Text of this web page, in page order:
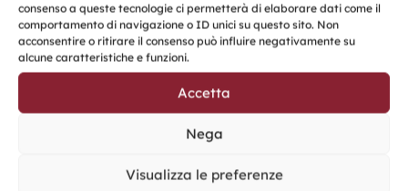
consenso a queste tecnologie ci permetterà di elaborare dati come il
comportamento di navigazione o ID unici su questo sito. Non
acconsentire o ritirare il consenso può influire negativamente su
alcune caratteristiche e funzioni.
Accetta
Nega
Visualizza le preferenze